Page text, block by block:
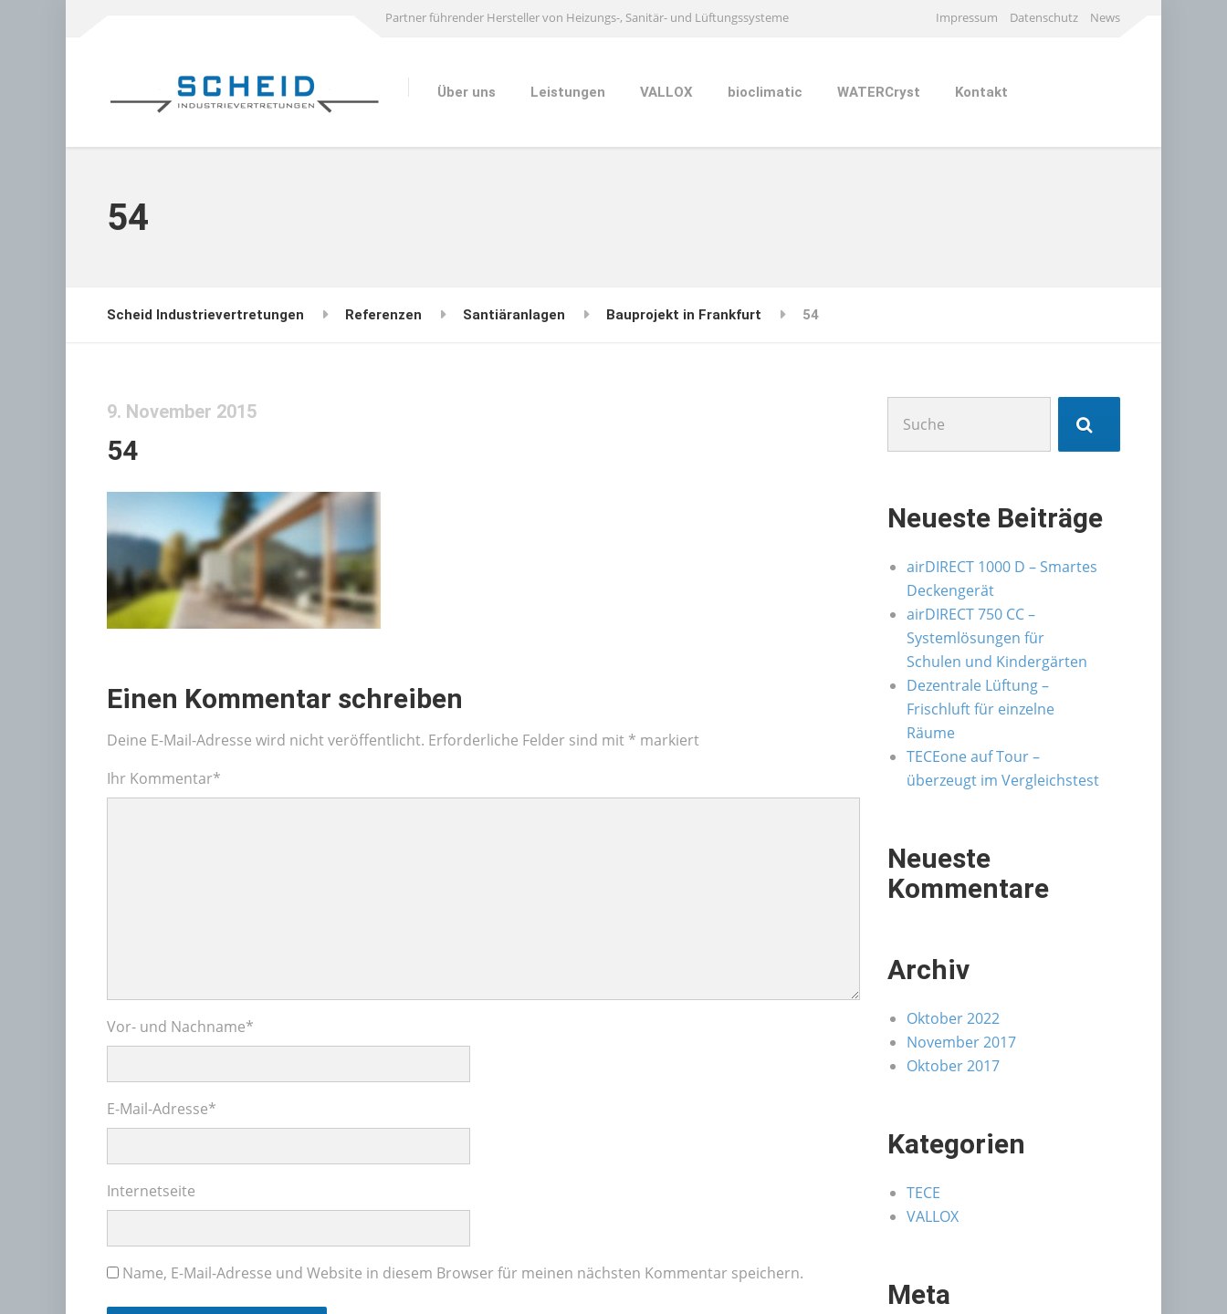
Partner führender Hersteller von Heizungs-, Sanitär- und Lüftungssysteme Impressum Datenschutz News
Über uns Leistungen VALLOX bioclimatic WATERCryst Kontakt
54
Scheid Industrievertretungen Referenzen Santiäranlagen Bauprojekt in Frankfurt 54
9. November 2015
54
Einen Kommentar schreiben
Deine E-Mail-Adresse wird nicht veröffentlicht. Erforderliche Felder sind mit * markiert
Ihr Kommentar*
Vor- und Nachname*
E-Mail-Adresse*
Internetseite
Name, E-Mail-Adresse und Website in diesem Browser für meinen nächsten Kommentar speichern.
nach:
Neueste Beiträge
airDIRECT 1000 D – Smartes
Deckengerät
airDIRECT 750 CC –
Systemlösungen für
Schulen und Kindergärten
Dezentrale Lüftung –
Frischluft für einzelne
Räume
TECEone auf Tour –
überzeugt im Vergleichstest
Neueste
Kommentare
Archiv
Oktober 2022
November 2017
Oktober 2017
Kategorien
TECE
VALLOX
Meta